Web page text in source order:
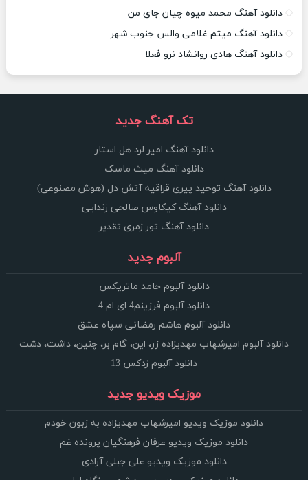
دانلود آهنگ محمد میوه چیان جای من
دانلود آهنگ میثم غلامی والس جنوب شهر
دانلود آهنگ هادی روانشاد نرو فعلا
تک آهنگ جدید
دانلود آهنگ امیر لرد هل استار
دانلود آهنگ میث ماسک
دانلود آهنگ توحید پیری قراقیه آتش دل (هوش مصنوعی)
دانلود آهنگ کیکاوس صالحی زندایی
دانلود آهنگ تور زمری تقدیر
آلبوم جدید
دانلود آلبوم حامد ماتریکس
دانلود آلبوم فرزینم4 ای ام 4
دانلود آلبوم هاشم رمضانی سپاه عشق
دانلود آلبوم امیرشهاب مهدیزاده زر، این، گام بر، چنین، داشت، دشت
دانلود آلبوم زدکس 13
موزیک ویدیو جدید
دانلود موزیک ویدیو امیرشهاب مهدیزاده به زبون خودم
دانلود موزیک ویدیو عرفان فرهنگیان پرونده غم
دانلود موزیک ویدیو علی جبلی آزادی